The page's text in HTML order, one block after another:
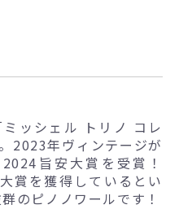
ッシェル トリノ コレ
2023年ヴィンテージが
旨安大賞を受賞！
賞を獲得しているとい
のピノノワールです！